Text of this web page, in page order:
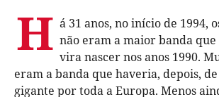
H á 31 anos, no início de 1994,
não eram a maior banda que
vira nascer nos anos 1990.
eram a banda que haveria, depois,
gigante por toda a Europa. Menos